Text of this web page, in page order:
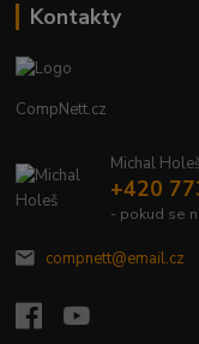
Kontakty
CompNett.cz
Michal
+420
- pokud se
compnett@email.cz